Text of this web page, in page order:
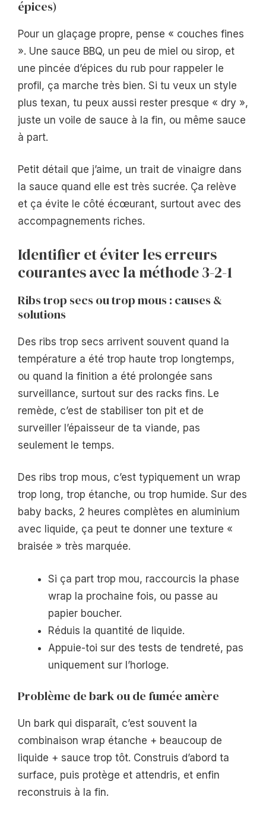
épices)
Pour un glaçage propre, pense « couches fines
». Une sauce BBQ, un peu de miel ou sirop, et
une pincée d’épices du rub pour rappeler le
profil, ça marche très bien. Si tu veux un style
plus texan, tu peux aussi rester presque « dry »,
juste un voile de sauce à la fin, ou même sauce
à part.
Petit détail que j’aime, un trait de vinaigre dans
la sauce quand elle est très sucrée. Ça relève
et ça évite le côté écœurant, surtout avec des
accompagnements riches.
Identifier et éviter les erreurs
courantes avec la méthode 3-2-1
Ribs trop secs ou trop mous : causes &
solutions
Des ribs trop secs arrivent souvent quand la
température a été trop haute trop longtemps,
ou quand la finition a été prolongée sans
surveillance, surtout sur des racks fins. Le
remède, c’est de stabiliser ton pit et de
surveiller l’épaisseur de ta viande, pas
seulement le temps.
Des ribs trop mous, c’est typiquement un wrap
trop long, trop étanche, ou trop humide. Sur des
baby backs, 2 heures complètes en aluminium
avec liquide, ça peut te donner une texture «
braisée » très marquée.
Si ça part trop mou, raccourcis la phase
wrap la prochaine fois, ou passe au
papier boucher.
Réduis la quantité de liquide.
Appuie-toi sur des tests de tendreté, pas
uniquement sur l’horloge.
Problème de bark ou de fumée amère
Un bark qui disparaît, c’est souvent la
combinaison wrap étanche + beaucoup de
liquide + sauce trop tôt. Construis d’abord ta
surface, puis protège et attendris, et enfin
reconstruis à la fin.